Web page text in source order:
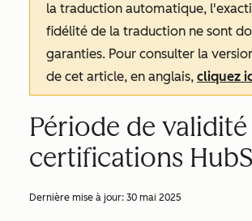
la traduction automatique,
fidélité de la traduction ne sont
garanties. Pour consulter la
de cet article, en anglais, cliquez
Période de validité
certifications
Dernière mise à jour: 30 mai 2025